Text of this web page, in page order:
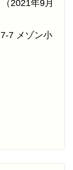
（2021年9月
7 メゾン小